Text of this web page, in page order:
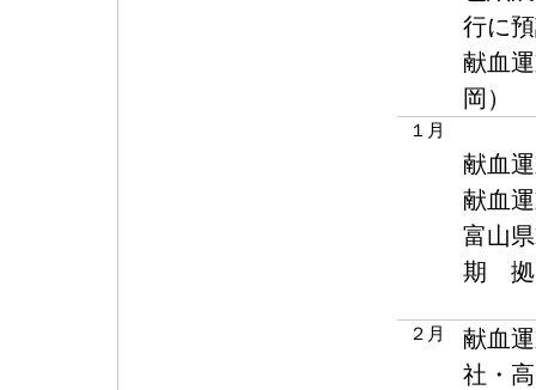
行に
献血
岡）
１月
献血
献血
富山
期 拠
２月
献血
社・